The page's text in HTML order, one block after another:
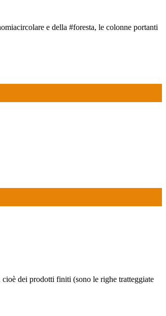
e della #foresta, le colonne portanti
dei prodotti finiti (sono le righe tratteggiate